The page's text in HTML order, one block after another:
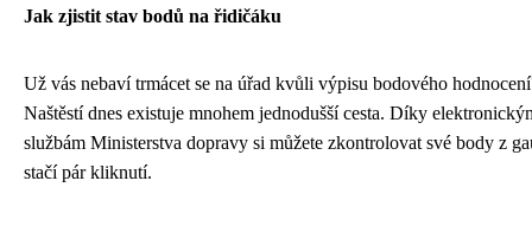
Jak zjistit stav bodů na řidičáku
Už vás nebaví trmácet se na úřad kvůli výpisu bodového
Naštěstí dnes existuje mnohem jednodušší cesta. Díky
službám Ministerstva dopravy si můžete zkontrolovat své body z
stačí pár kliknutí.